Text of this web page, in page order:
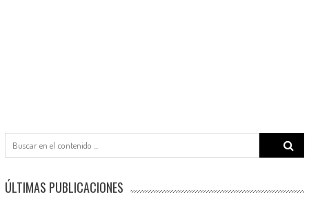
Search
for:
ÚLTIMAS PUBLICACIONES